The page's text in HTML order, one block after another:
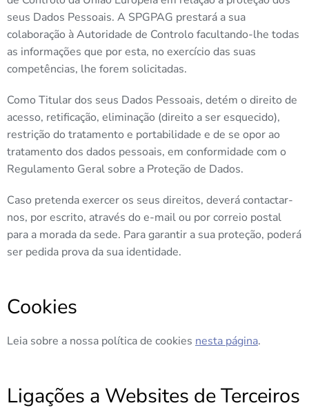
seus Dados Pessoais. A SPGPAG prestará a sua
colaboração à Autoridade de Controlo facultando-lhe todas
as informações que por esta, no exercício das suas
competências, lhe forem solicitadas.
Como Titular dos seus Dados Pessoais, detém o direito de
acesso, retificação, eliminação (direito a ser esquecido),
restrição do tratamento e portabilidade e de se opor ao
tratamento dos dados pessoais, em conformidade com o
Regulamento Geral sobre a Proteção de Dados.
Caso pretenda exercer os seus direitos, deverá contactar-
nos, por escrito, através do e-mail ou por correio postal
para a morada da sede. Para garantir a sua proteção, poderá
ser pedida prova da sua identidade.
Cookies
Leia sobre a nossa política de cookies nesta página.
Ligações a Websites de Terceiros